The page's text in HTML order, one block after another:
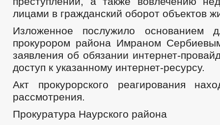
лицами в гражданский оборот объектов
Изложенное послужило основанием
прокурором района Имраном
заявления об обязании интернет-
доступ к указанному интернет-ресурсу.
Акт прокурорского реагирования
рассмотрения.
Прокуратура Наурского района